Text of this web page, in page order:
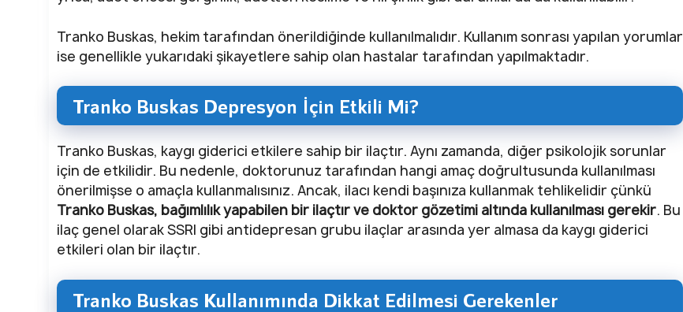
Tranko Buskas, hekim tarafından önerildiğinde kullanılmalıdır. Kullanım sonrası yapılan yorumlar
ise genellikle yukarıdaki şikayetlere sahip olan hastalar tarafından yapılmaktadır.
Tranko Buskas Depresyon İçin Etkili Mi?
Tranko Buskas, kaygı giderici etkilere sahip bir ilaçtır. Aynı zamanda, diğer psikolojik sorunlar
için de etkilidir. Bu nedenle, doktorunuz tarafından hangi amaç doğrultusunda kullanılması
önerilmişse o amaçla kullanmalısınız. Ancak, ilacı kendi başınıza kullanmak tehlikelidir çünkü
Tranko Buskas, bağımlılık yapabilen bir ilaçtır ve doktor gözetimi altında kullanılması gerekir. Bu
ilaç genel olarak SSRI gibi antidepresan grubu ilaçlar arasında yer almasa da kaygı giderici
etkileri olan bir ilaçtır.
Tranko Buskas Kullanımında Dikkat Edilmesi Gerekenler